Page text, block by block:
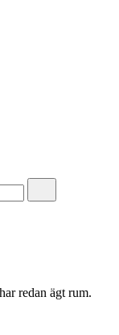
redan ägt rum.